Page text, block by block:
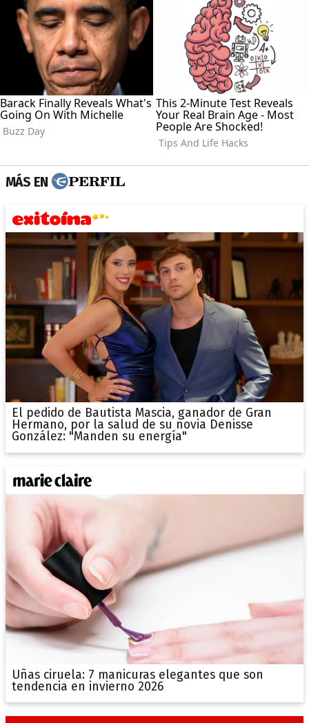
MÁS EN
El pedido de Bautista Mascia, ganador de Gran
Hermano, por la salud de su novia Denisse
González: "Manden su energía"
Uñas ciruela: 7 manicuras elegantes que son
tendencia en invierno 2026